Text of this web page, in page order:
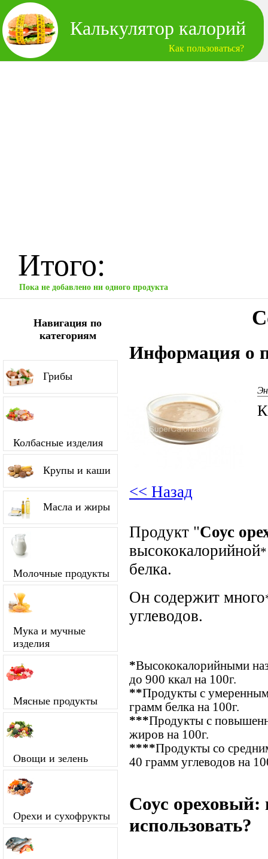
Калькулятор калорий
Как пользоваться?
Итого:
Пока не добавлено ни одного продукта
Навигация по
категориям
Грибы
Колбасные изделия
Крупы и каши
Масла и жиры
Молочные продукты
Мука и мучные
изделия
Мясные продукты
Овощи и зелень
Орехи и сухофрукты
Информация о
<< Назад
Продукт "Соус
высококалорийной*
белка.
Он содержит много
углеводов.
*Высококалорийными
до 900 ккал на 100г.
**Продукты с
грамм белка на 100г.
***Продукты с
жиров на 100г.
****Продукты со
40 грамм углеводов на
Соус ореховый:
использовать?